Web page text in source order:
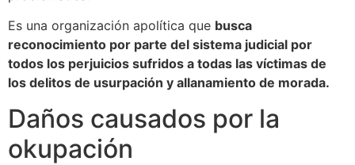
Es una organización apolítica que busca
reconocimiento por parte del sistema judicial por
todos los perjuicios sufridos a todas las víctimas de
los delitos de usurpación y allanamiento de morada.
Daños causados por la
okupación